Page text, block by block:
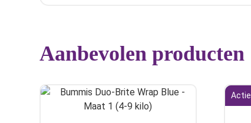
Aanbevolen producten
Actie